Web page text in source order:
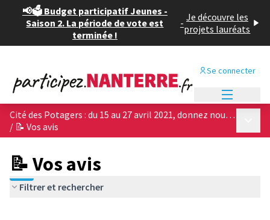
📢🗳️ Budget participatif Jeunes -
Saison 2. La période de vote est
terminée !
- Je découvre les
projets lauréats
Se connecter
Cité des Potagers : du 15 au 27 avril 2021, donnez nous votre avis sur les 4 projets architecturaux !
/ 📝 Vos avis
📝 Vos avis
Filtrer et rechercher